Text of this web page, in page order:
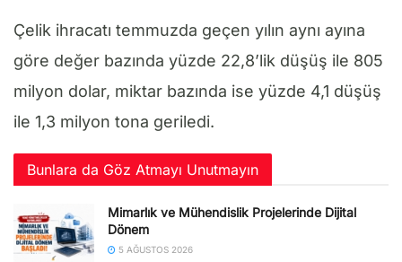
Çelik ihracatı temmuzda geçen yılın aynı ayına
göre değer bazında yüzde 22,8’lik düşüş ile 805
milyon dolar, miktar bazında ise yüzde 4,1 düşüş
ile 1,3 milyon tona geriledi.
Bunlara da Göz Atmayı Unutmayın
Mimarlık ve Mühendislik Projelerinde Dijital
Dönem
5 AĞUSTOS 2026